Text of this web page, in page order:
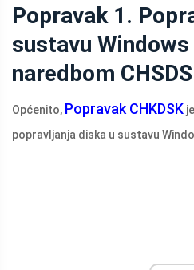
Popravak 1.
sustavu
naredbom
Općenito, Popravak CHKDSK
popravljanja diska u sustavu